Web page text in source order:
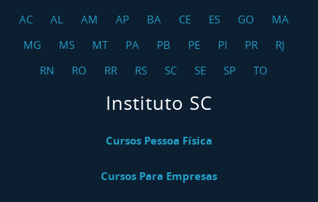
AC AL AM AP BA CE ES GO
MA
MG
MS MT PA PB PE PI PR
RJ
RN
RO RR RS SC SE SP TO
Instituto SC
Cursos Pessoa Física
Cursos Para Empresas